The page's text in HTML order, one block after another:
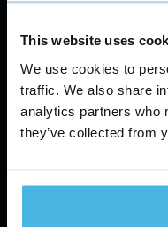
This website uses
We use cookies to
traffic. We also share
analytics partners who
they’ve collected from
Cabman Fleet
Vaatimustenmukaisuus
Tuki